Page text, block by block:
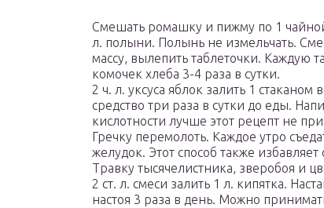
Смешать ромашку и пижму по 1
л. полыни. Полынь не измельчать.
массу, вылепить таблеточки. Каждую
комочек хлеба 3-4 раза в сутки.
2 ч. л. уксуса яблок залить 1
средство три раза в сутки до еды.
кислотности лучше этот рецепт не
Гречку перемолоть. Каждое утро
желудок. Этот способ также избавляет
Травку тысячелистника, зверобоя и
2 ст. л. смеси залить 1 л. кипятка.
настоя 3 раза в день. Можно